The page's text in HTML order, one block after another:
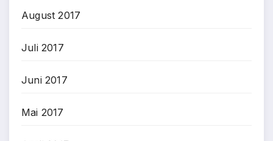
August 2017
Juli 2017
Juni 2017
Mai 2017